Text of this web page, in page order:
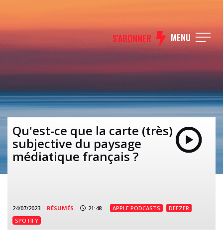
S'ABONNER MENU
Qu'est-ce que la carte (très)
subjective du paysage
médiatique français ?
24/07/2023 RÉSUMÉS 21:48 APPLE PODCASTS
DEEZER
SPOTIFY